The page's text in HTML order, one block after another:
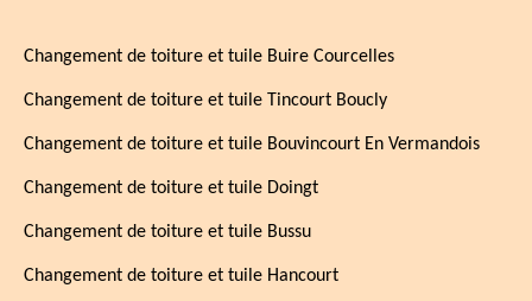
Changement de toiture et tuile Buire Courcelles
Changement de toiture et tuile Tincourt Boucly
Changement de toiture et tuile Bouvincourt En Vermandois
Changement de toiture et tuile Doingt
Changement de toiture et tuile Bussu
Changement de toiture et tuile Hancourt